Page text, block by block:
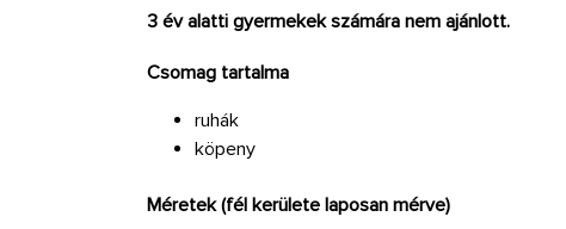
3 év alatti gyermekek számára nem ajánlott.
Csomag tartalma
ruhák
köpeny
Méretek (fél kerülete laposan mérve)